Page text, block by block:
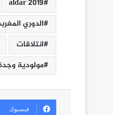
aldar 2019
الدوري
انتلاقات
مولودية
فيسبوك